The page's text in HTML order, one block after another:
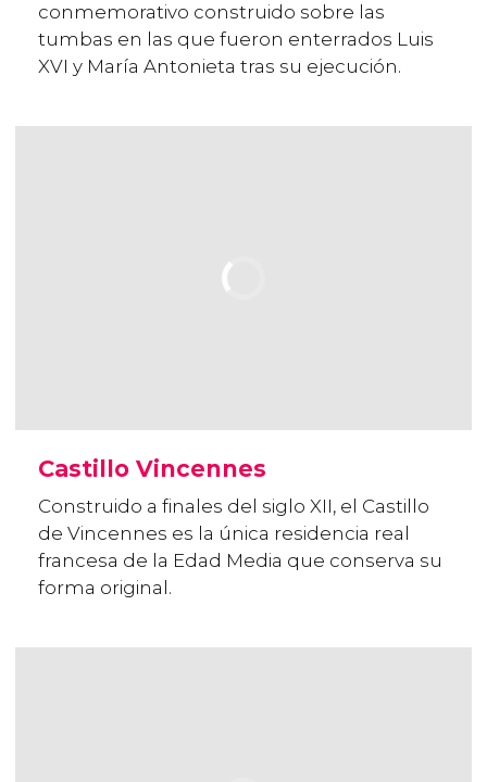
conmemorativo construido sobre las
tumbas en las que fueron enterrados Luis
XVI y María Antonieta tras su ejecución.
Castillo Vincennes
Construido a finales del siglo XII, el Castillo
de Vincennes es la única residencia real
francesa de la Edad Media que conserva su
forma original.